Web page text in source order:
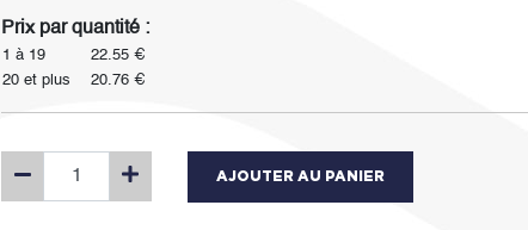
Prix par quantité :
1 à 19
22.55 €
20 et plus
20.76 €
AJOUTER AU PANIER